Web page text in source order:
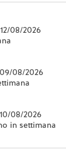
08/2026
08/2026
08/2026
in settimana